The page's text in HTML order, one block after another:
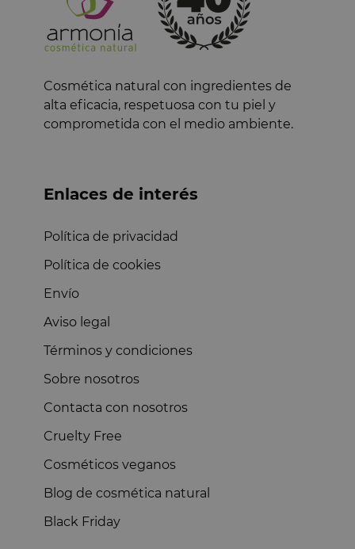
Cosmética natural con ingredientes de
alta eficacia, respetuosa con tu piel y
comprometida con el medio ambiente.
Enlaces de interés
Política de privacidad
Política de cookies
Envío
Aviso legal
Términos y condiciones
Sobre nosotros
Contacta con nosotros
Cruelty Free
Cosméticos veganos
Blog de cosmética natural
Black Friday